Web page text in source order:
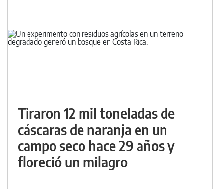
Tiraron 12 mil toneladas de
cáscaras de naranja en un
campo seco hace 29 años y
floreció un milagro